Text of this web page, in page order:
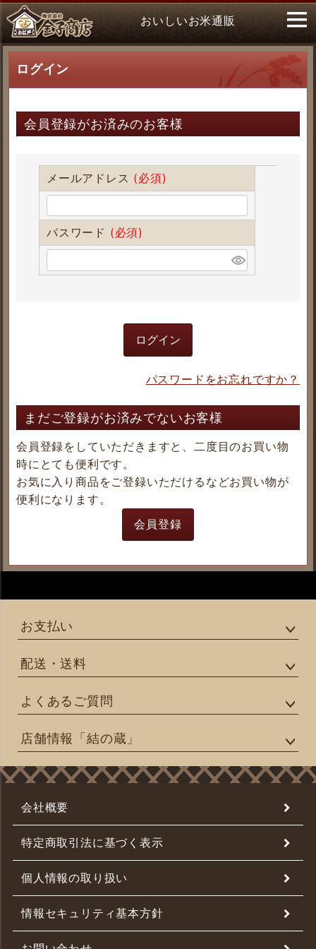
おいしいお米通販
ログイン
会員登録がお済みのお客様
メールアドレス (必須)
パスワード (必須)
ログイン
パスワードをお忘れですか？
まだご登録がお済みでないお客様
会員登録をしていただきますと、二度目のお買い物
時にとても便利です。
お気に入り商品をご登録いただけるなどお買い物が
便利になります。
会員登録
お支払い
配送・送料
よくあるご質問
店舗情報「結の蔵」
会社概要
特定商取引法に基づく表示
個人情報の取り扱い
情報セキュリティ基本方針